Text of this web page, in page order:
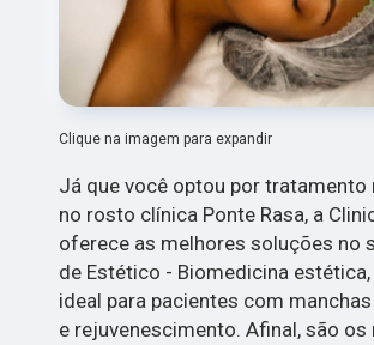
Clique na imagem para expandir
Já que você optou por tratamento
no rosto clínica Ponte Rasa, a
oferece as melhores soluções no
de Estético - Biomedicina estética,
ideal para pacientes com
e rejuvenescimento. Afinal, são os